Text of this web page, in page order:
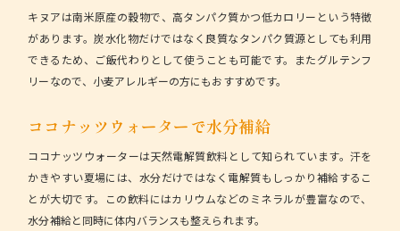
キヌアは南米原産の穀物で、高タンパク質かつ低カロリーという特徴
があります。炭水化物だけではなく良質なタンパク質源としても利用
できるため、ご飯代わりとして使うことも可能です。またグルテンフ
リーなので、小麦アレルギーの方にもおすすめです。
ココナッツウォーターで水分補給
ココナッツウォーターは天然電解質飲料として知られています。汗を
かきやすい夏場には、水分だけではなく電解質もしっかり補給するこ
とが大切です。この飲料にはカリウムなどのミネラルが豊富なので、
水分補給と同時に体内バランスも整えられます。